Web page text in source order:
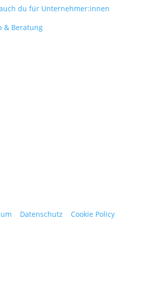
du für Unternehmer:innen
& Beratung
Datenschutz Cookie Policy